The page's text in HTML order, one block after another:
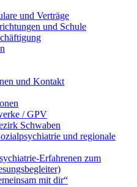
und Verträge
und Schule
und Kontakt
/ GPV
Schwaben
und regionale
Erfahrenen zum
mit dir“